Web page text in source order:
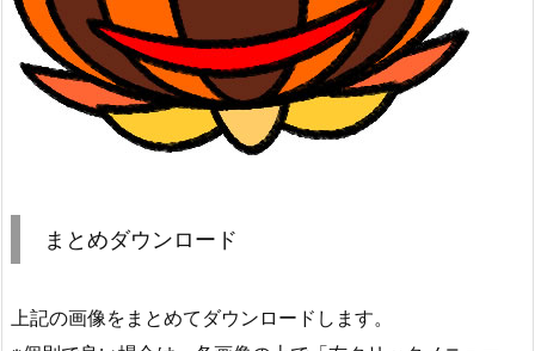
まとめダウンロード
上記の画像をまとめてダウンロードします。